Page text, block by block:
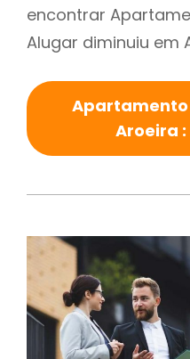
encontrar
Alugar diminuiu em
Apartamento
Aroeira :